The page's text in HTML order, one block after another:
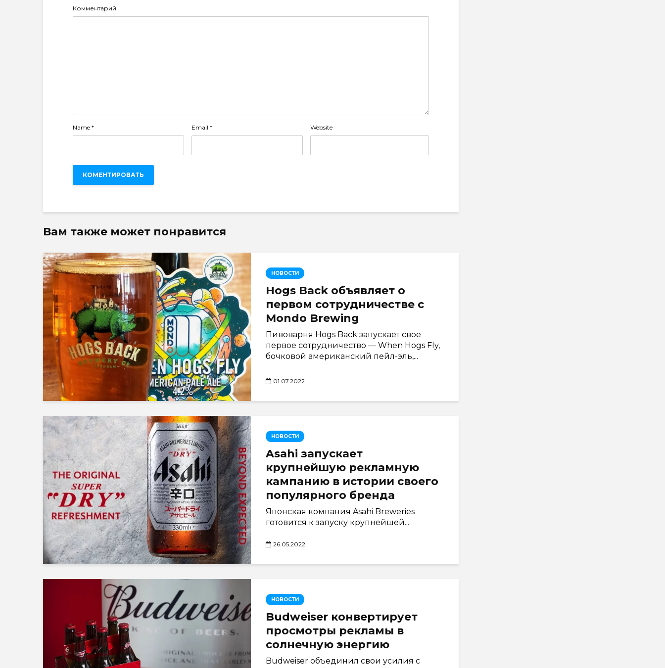
Комментарий
Name * Email * Website
Вам также может понравится
НОВОСТИ
Hogs Back объявляет о
первом сотрудничестве с
Mondo Brewing
Пивоварня Hogs Back запускает свое
первое сотрудничество — When Hogs Fly,
бочковой американский пейл-эль,...
01.07.2022
НОВОСТИ
Asahi запускает
крупнейшую рекламную
кампанию в истории своего
популярного бренда
Японская компания Asahi Breweries
готовится к запуску крупнейшей...
26.05.2022
НОВОСТИ
Budweiser конвертирует
просмотры рекламы в
солнечную энергию
Budweiser объединил свои усилия с